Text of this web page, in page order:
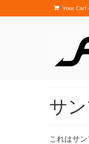
Your Cart-
サ
これはサ